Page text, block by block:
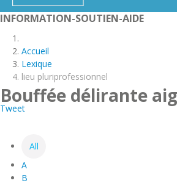
INFORMATION-SOUTIEN-AIDE
Accueil
Lexique
lieu pluriprofessionnel
Bouffée délirante
Tweet
All
A
B